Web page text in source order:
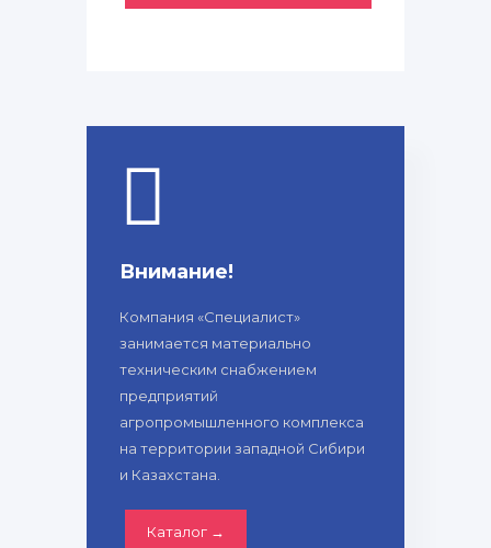
Внимание!
Компания «Специалист»
занимается материально
техническим снабжением
предприятий
агропромышленного комплекса
на территории западной Сибири
и Казахстана.
Каталог →